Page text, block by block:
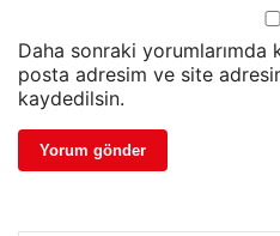
Daha sonraki yorumlarımda
posta adresim ve site
kaydedilsin.